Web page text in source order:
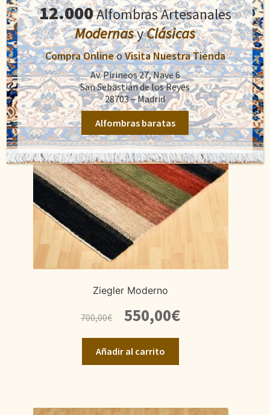
original
era:
1.300,00€.
actual
es:
780,00€.
Añadir al carrito
Ziegler Moderno
700,00€
precio
original
era:
700,00€.
550,00€El
precio
Añadir al carrito
12.000Alfombras Artesanales
ModernasyClásicas
Compra OnlineoVisita Nuestra Tienda
Av. Pirineos 27, Nave 6
San Sebastián de los Reyes
28703 – Madrid
Alfombras baratas